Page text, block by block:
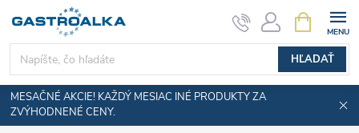
obsah
HĽADAŤ
KOŠÍK
MESAČNÉ AKCIE! KAŽDÝ MESIAC INÉ PRODUKTY ZA
ZVÝHODNENÉ CENY.